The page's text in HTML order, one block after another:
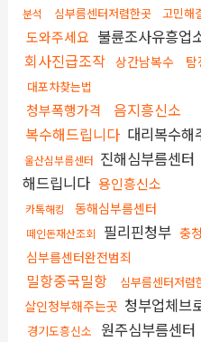
분석
심부름센터저렴한곳 고민해
도와주세요 불륜조사유흥업
회사진급조작 상간남복수
대포차찾는법
청부폭행가격
음지흥신소
복수해드립니다 대리복수해
울산심부름센터 진해심부름센터
해드립니다 용인흥신소
카톡해킹 동해심부름센터
떼인돈재산조회 필리핀청부 충
심부름센터완전범죄
밀항중국밀항 심부름센터저렴
살인청부해주는곳 청부업체브
경기도흥신소 원주심부름센터